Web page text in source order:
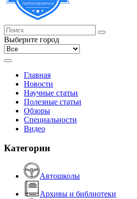
Выберите город
Главная
Новости
Научные статьи
Полезные статьи
Обзоры
Специальности
Видео
Категории
Автошколы
Архивы и библиотеки